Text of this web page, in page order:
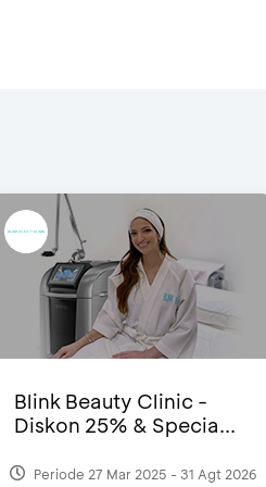
Blink Beauty Clinic -
Diskon 25% & Specia...
Periode 27 Mar 2025 - 31 Agt 2026